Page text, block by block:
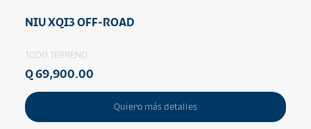
NIU XQI3 OFF-ROAD
TODO TERRENO
Q 69,900.00
Quiero más detalles